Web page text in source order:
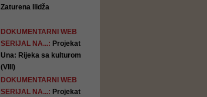
Zaturena Ilidža
DOKUMENTARNI WEB
SERIJAL NA...: Projekat
Una: Rijeka sa kulturom
(VIII)
DOKUMENTARNI WEB
SERIJAL NA...: Projekat